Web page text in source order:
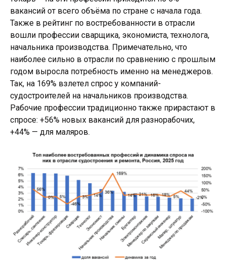
вакансий от всего объёма по стране с начала года.
Также в рейтинг по востребованности в отрасли
вошли профессии сварщика, экономиста, технолога,
начальника производства. Примечательно, что
наиболее сильно в отрасли по сравнению с прошлым
годом выросла потребность именно на менеджеров.
Так, на 169% взлетел спрос у компаний-
судостроителей на начальников производства.
Рабочие профессии традиционно также прирастают в
спросе: +56% новых вакансий для разнорабочих,
+44% — для маляров.